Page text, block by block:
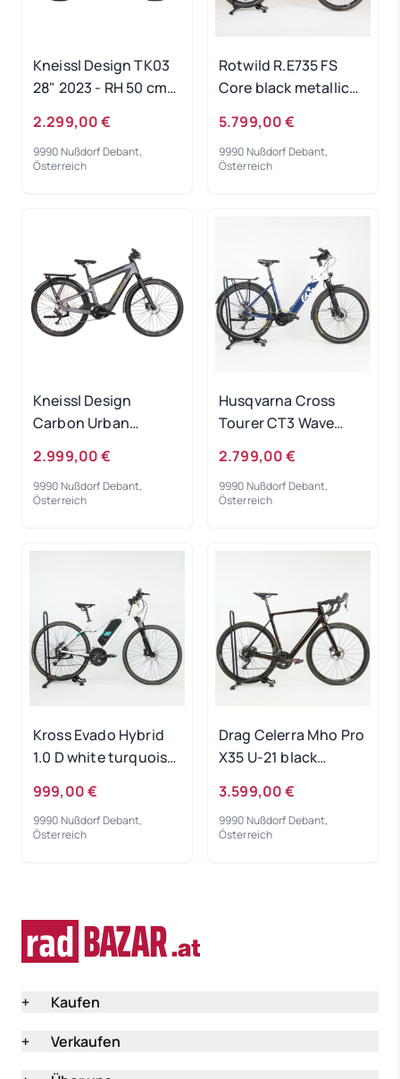
Kneissl Design TK03
28" 2023 - RH 50 cm
2.299,00 €
9990 Nußdorf Debant,
Österreich
Rotwild R.E735 FS
Core black metallic
Gebrauchtrad
5.799,00 €
9990 Nußdorf Debant,
Österreich
Kneissl Design
Carbon Urban
Black/Gold 2022 - RH
48 cm
2.999,00 €
9990 Nußdorf Debant,
Österreich
Husqvarna Cross
Tourer CT3 Wave
50 cm Testrad
2.799,00 €
9990 Nußdorf Debant,
Österreich
Kross Evado Hybrid
1.0 D white turquoise
999,00 €
9990 Nußdorf Debant,
Österreich
Drag Celerra Mho Pro
X35 U-21 black
Gebrauchtrad
3.599,00 €
9990 Nußdorf Debant,
Österreich
+
Kaufen
+
Verkaufen